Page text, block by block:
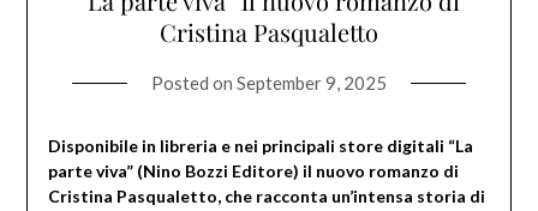
Cristina Pasqualetto
Posted on September 9, 2025
Disponibile in libreria e nei principali store digitali “La
parte viva” (Nino Bozzi Editore) il nuovo romanzo di
Cristina Pasqualetto, che racconta un’intensa storia di